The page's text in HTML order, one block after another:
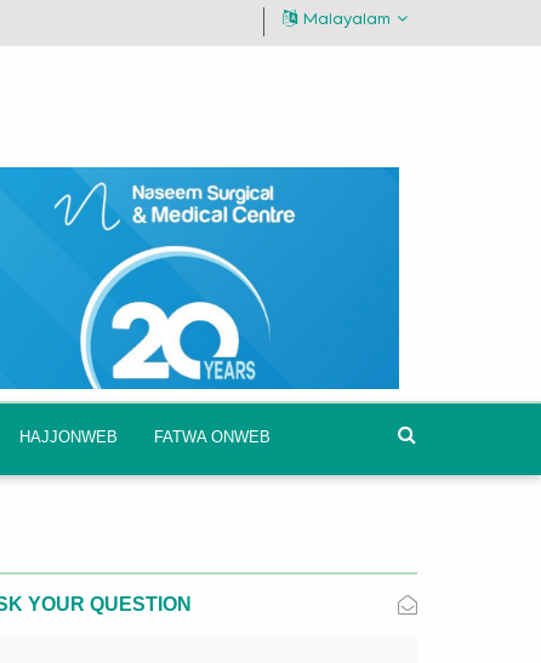
Malayalam
HAJJONWEB FATWA ONWEB
YOUR QUESTION